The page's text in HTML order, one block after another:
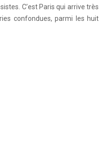
C’est Paris qui arrive très
confondues, parmi les huit